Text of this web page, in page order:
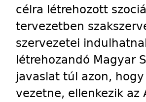
célra létrehozott
tervezetben
szervezetei
létrehozandó Magyar
javaslat túl azon,
vezetne, ellenkezik az